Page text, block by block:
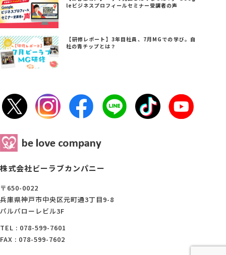
leビジネスプロフィールセミナー受講者の声
【研修レポート】3年目社員、7月MGでの学び。自
社の青チップとは？
株式会社ビーラブカンパニー
〒650-0022
兵庫県神戸市中央区元町通3丁目9-8
パルパローレビル3F
TEL : 078-599-7601
FAX : 078-599-7602